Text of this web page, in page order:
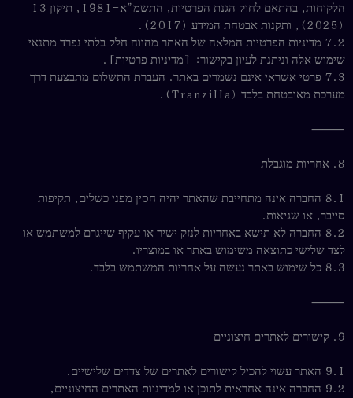
הלקוחות, בהתאם לחוק הגנת הפרטיות, התשמ”א–1981, תיקון 13
(2025), ותקנות אבטחת המידע (2017).
7.2 מדיניות הפרטיות המלאה של האתר מהווה חלק בלתי נפרד מתנאי
שימוש אלה וניתנת לעיון בקישור: [מדיניות פרטיות].
7.3 פרטי אשראי אינם נשמרים באתר. העברת התשלום מתבצעת דרך
מערכת מאובטחת בלבד (Tranzilla).
⸻
8. אחריות מוגבלת
8.1 החברה אינה מתחייבת שהאתר יהיה חסין מפני כשלים, תקיפות
סייבר, או שגיאות.
8.2 החברה לא תישא באחריות לנזק ישיר או עקיף שייגרם למשתמש או
לצד שלישי כתוצאה משימוש באתר או במוצריו.
8.3 כל שימוש באתר נעשה על אחריות המשתמש בלבד.
⸻
9. קישורים לאתרים חיצוניים
9.1 האתר עשוי להכיל קישורים לאתרים של צדדים שלישיים.
9.2 החברה אינה אחראית לתוכן או למדיניות האתרים החיצוניים,